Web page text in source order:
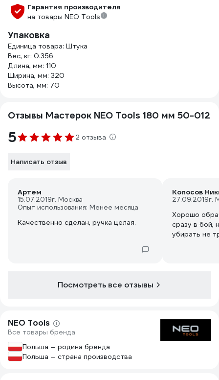
Гарантия производителя
на товары NEO Tools
Упаковка
Единица товара: Штука
Вес, кг: 0.356
Длина, мм: 110
Ширина, мм: 320
Высота, мм: 70
Отзывы Мастерок NEO Tools 180 мм 50-012
5 2 отзыва
Написать отзыв
Артем
15.07.2019г. Москва
Опыт использования: Менее месяца
Качественно сделан, ручка целая.
Колосов
27.09.2019г.
Хорошо
сразу в бой,
убирать не
Посмотреть все отзывы
NEO Tools
Все товары бренда
Польша — родина бренда
Польша — страна производства